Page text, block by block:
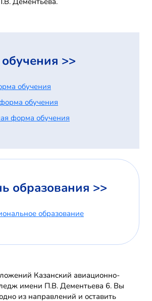
>>
обучения
обучения
форма обучения
образования >>
образование
Казанский авиационно-
имени П.В. Дементьева 6. Вы
из направлений и оставить